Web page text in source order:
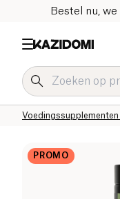
Bestel nu, we
Voedingssupplementen
Onze biologische
Home
PROMO